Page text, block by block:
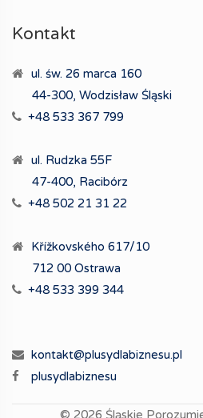
Kontakt
ul. św. 26 marca 160
44-300, Wodzisław Śląski
+48 533 367 799
ul. Rudzka 55F
47-400, Racibórz
+48 502 21 31 22
Křížkovského 617/10
712 00 Ostrawa
+48 533 399 344
kontakt@plusydlabiznesu.pl
plusydlabiznesu
© 2026 Śląskie